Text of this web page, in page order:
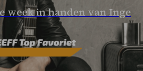
week in handen van Inge